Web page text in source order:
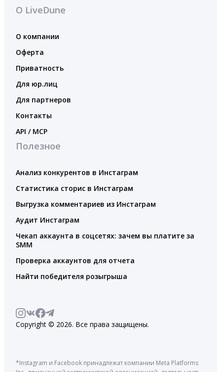
О LiveDune
О компании
Оферта
Приватность
Для юр.лиц
Для партнеров
Контакты
API / MCP
Полезное
Анализ конкурентов в Инстаграм
Статистика сторис в Инстаграм
Выгрузка комментариев из Инстаграм
Аудит Инстаграм
Чекап аккаунта в соцсетях: зачем вы платите за
SMM
Проверка аккаунтов для отчета
Найти победителя розыгрыша
Copyright © 2026. Все права защищены.
*Instagram и Facebook принадлежат компании Meta Platforms